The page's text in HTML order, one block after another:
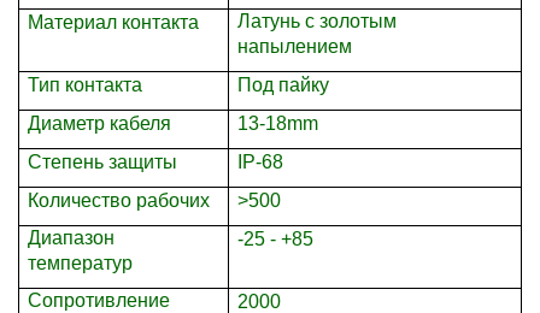
Материал контакта
Латунь с золотым
напылением
Тип контакта
Под пайку
Диаметр кабеля
13-18mm
Степень защиты
IP-68
Количество рабочих
>500
Диапазон
температур
-25 - +85
Сопротивление
2000